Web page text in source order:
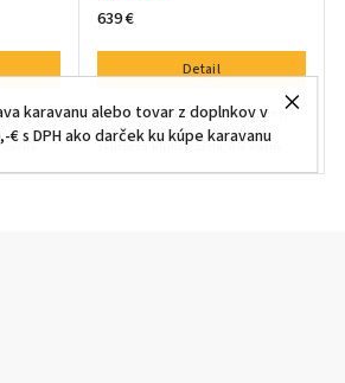
karavanu alebo tovar z doplnkov v
s DPH ako darček ku kúpe karavanu
domy,
%
639 €
Detail
✅ Využitie: karavany, byty, domy,
kancelárie, dielne, atď.✅ 100 %
skutočná klimatizácia, nie vodný